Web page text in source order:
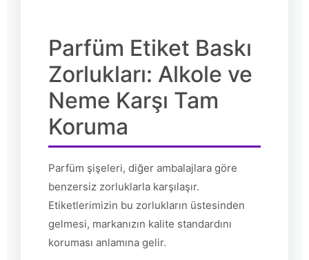
Parfüm Etiket Baskı
Zorlukları: Alkole ve
Neme Karşı Tam
Koruma
Parfüm şişeleri, diğer ambalajlara göre
benzersiz zorluklarla karşılaşır.
Etiketlerimizin bu zorlukların üstesinden
gelmesi, markanızın kalite standardını
koruması anlamına gelir.